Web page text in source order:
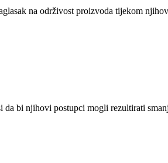
na održivost proizvoda tijekom
bi njihovi postupci mogli rezultirati